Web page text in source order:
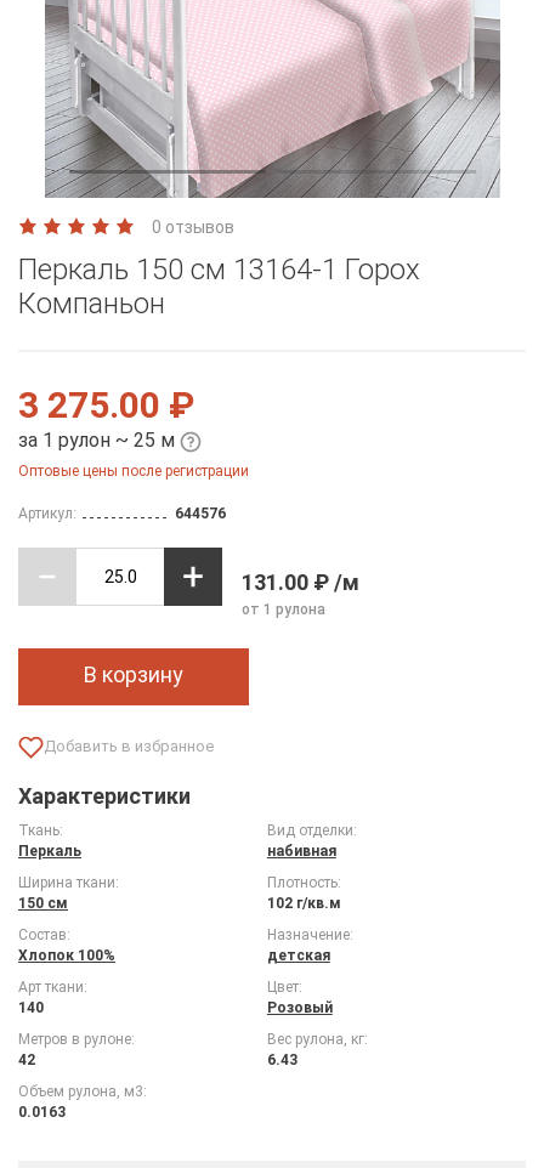
0 отзывов
Перкаль 150 см 13164-1 Горох
Компаньон
3 275.00 ₽
за 1 рулон ~ 25 м
Оптовые цены после регистрации
Артикул: 644576
131.00 ₽ /м
от 1 рулона
В корзину
Характеристики
Ткань:
Перкаль
Вид отделки:
набивная
Ширина ткани:
150 см
Плотность:
102 г/кв.м
Состав:
Хлопок 100%
Назначение:
детская
Арт ткани:
140
Цвет:
Розовый
Метров в рулоне:
42
Вес рулона, кг:
6.43
Объем рулона, м3:
0.0163